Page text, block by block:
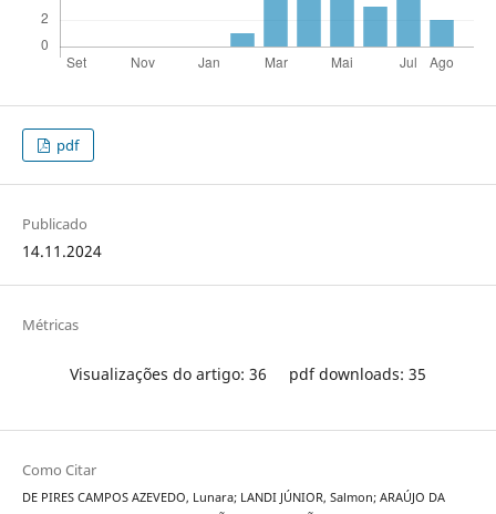
pdf
Publicado
14.11.2024
Métricas
Visualizações do artigo: 36 pdf downloads: 35
Como Citar
DE PIRES CAMPOS AZEVEDO, Lunara; LANDI JÚNIOR, Salmon; ARAÚJO DA